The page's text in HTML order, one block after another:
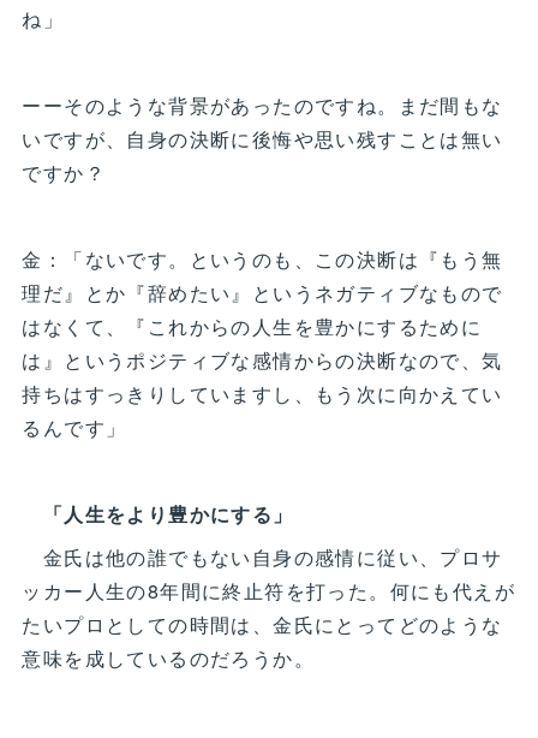
ね」
ーーそのような背景があったのですね。まだ間もな
いですが、自身の決断に後悔や思い残すことは無い
ですか？
金：「ないです。というのも、この決断は『もう無
理だ』とか『辞めたい』というネガティブなもので
はなくて、『これからの人生を豊かにするために
は』というポジティブな感情からの決断なので、気
持ちはすっきりしていますし、もう次に向かえてい
るんです」
「人生をより豊かにする」
金氏は他の誰でもない自身の感情に従い、プロサ
ッカー人生の8年間に終止符を打った。何にも代えが
たいプロとしての時間は、金氏にとってどのような
意味を成しているのだろうか。